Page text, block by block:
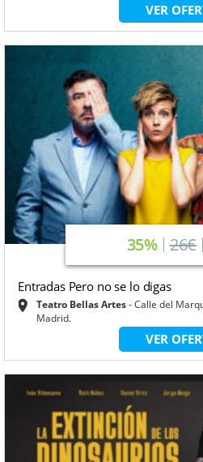
VER
35% 26€
Entradas Pero no se lo digas
Teatro Bellas Artes Calle del
Madrid.
VER